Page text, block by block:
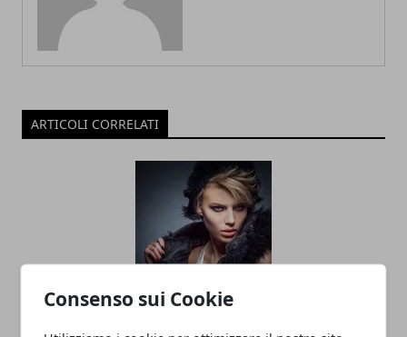
Consenso sui Cookie
ARTICOLI CORRELATI